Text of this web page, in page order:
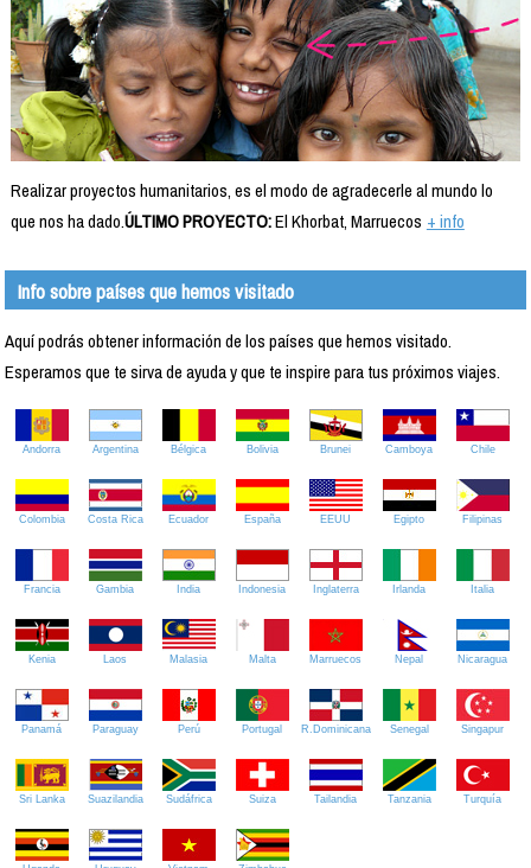
Realizar proyectos humanitarios, es el modo de agradecerle al mundo lo
que nos ha dado.ÚLTIMO PROYECTO:El Khorbat, Marruecos + info
Info sobre países que hemos visitado
Aquí podrás obtener información de los países que hemos visitado.
Esperamos que te sirva de ayuda y que te inspire para tus próximos viajes.
Andorra Argentina Bélgica Bolivia Brunei Camboya Chile
Colombia Costa Rica Ecuador España EEUU Egipto Filipinas
Francia Gambia India Indonesia Inglaterra Irlanda Italia
Kenia Laos Malasia Malta Marruecos Nepal Nicaragua
Panamá Paraguay Perú Portugal R.Dominicana Senegal Singapur
Sri Lanka Suazilandia Sudáfrica Suiza Tailandia Tanzania Turquía